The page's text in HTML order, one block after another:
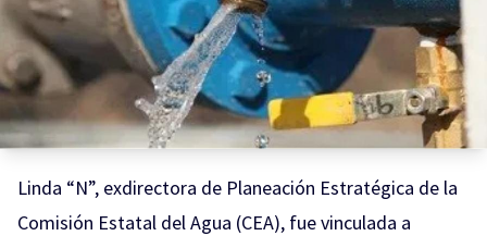
Linda “N”, exdirectora de Planeación Estratégica de la
Comisión Estatal del Agua (CEA), fue vinculada a